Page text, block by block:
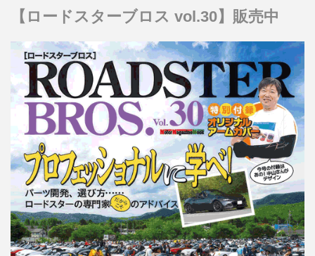
【ロードスターブロス vol.30】販売中